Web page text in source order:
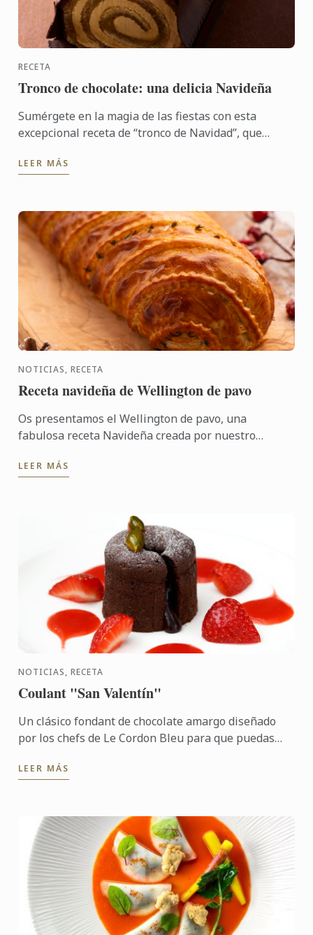
RECETA
Tronco de chocolate: una delicia Navideña
Sumérgete en la magia de las fiestas con esta
excepcional receta de “tronco de Navidad”, que
Un postre ...
LEER MÁS
NOTICIAS, RECETA
Receta navideña de Wellington de pavo
Os presentamos el Wellington de pavo, una
fabulosa receta Navideña creada por nuestro
el Chef Karl O´Dell. ...
LEER MÁS
NOTICIAS, RECETA
Coulant "San Valentín"
Un clásico fondant de chocolate amargo diseñado
por los chefs de Le Cordon Bleu para que puedas
LEER MÁS